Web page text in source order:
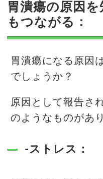
胃潰瘍の原因
もつながる：
胃潰瘍になる原因
でしょうか？
原因として報告さ
のようなものがあ
-ストレス：